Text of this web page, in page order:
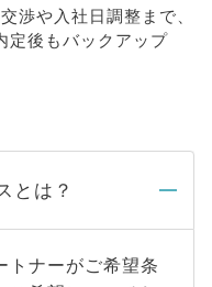
渉や入社日調整まで、
定後もバックアップ
とは？
トナーがご希望条